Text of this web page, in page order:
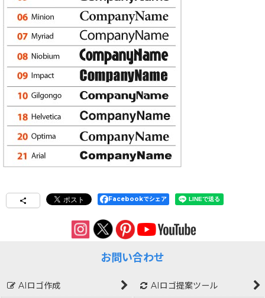
Facebookでシェア
お問い合わせ
AIロゴ作成 AIロゴ提案ツール